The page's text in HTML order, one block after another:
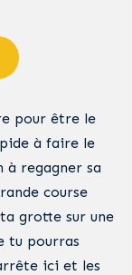
pour être le
à faire le
à regagner sa
course
grotte sur une
tu pourras
ici et les